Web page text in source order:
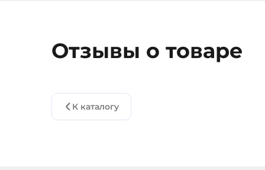
Отзывы о товаре
К каталогу